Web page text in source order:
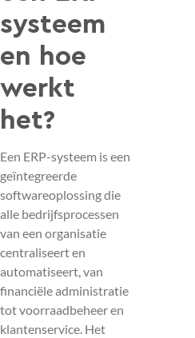
systeem
en hoe
werkt
het?
Een ERP-systeem is een
geïntegreerde
softwareoplossing die
alle bedrijfsprocessen
van een organisatie
centraliseert en
automatiseert, van
financiële administratie
tot voorraadbeheer en
klantenservice. Het